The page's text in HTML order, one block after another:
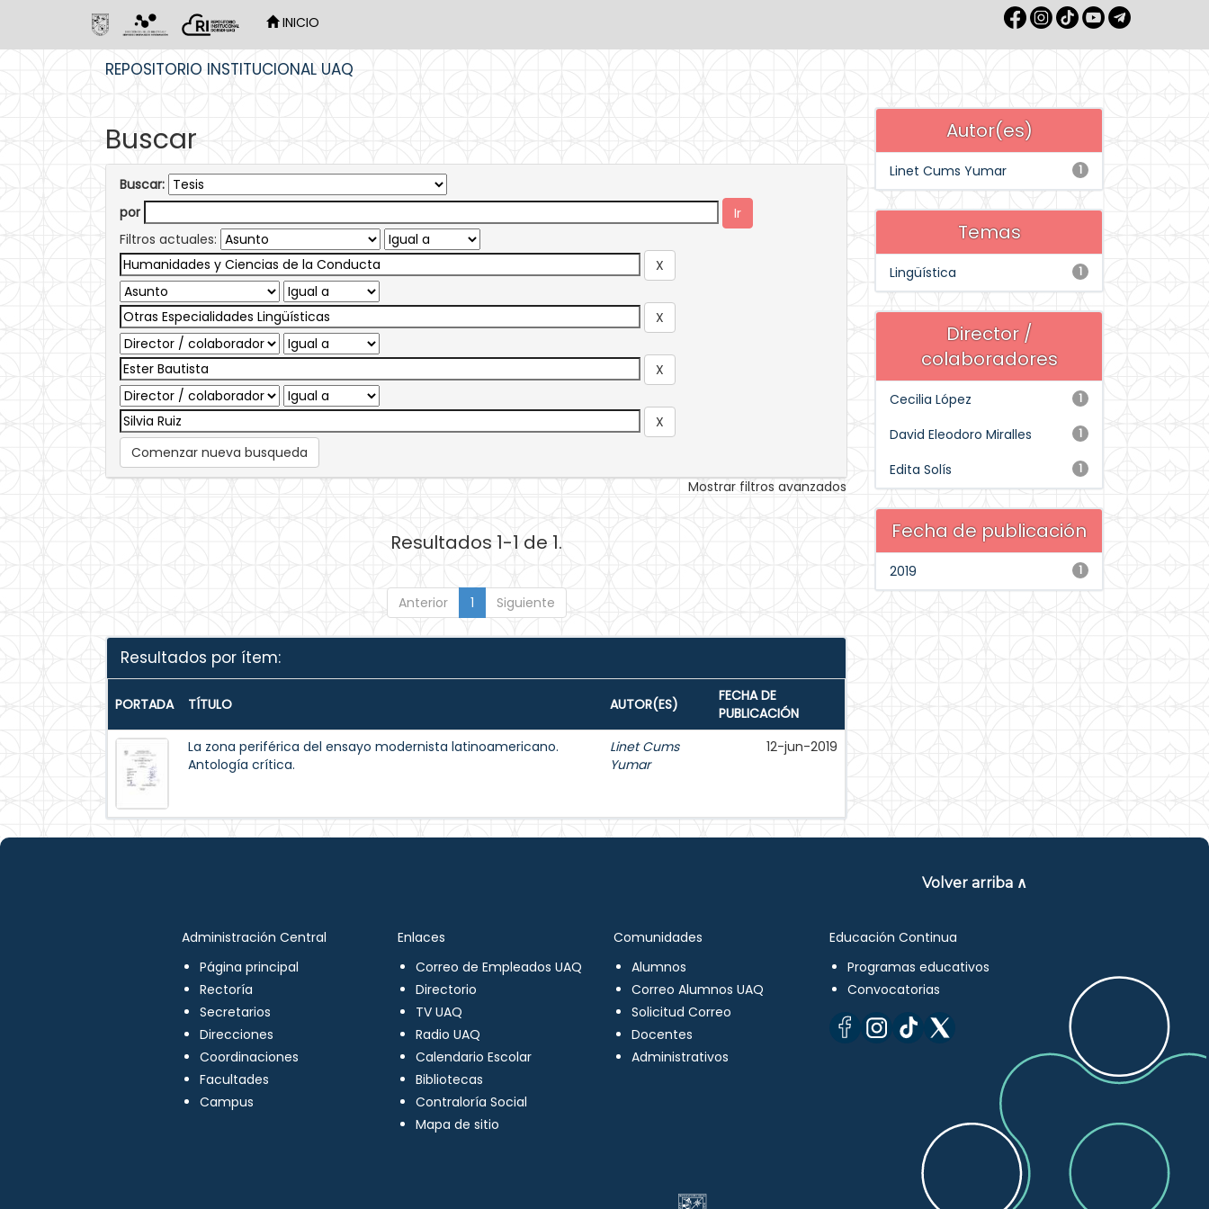
INICIO
REPOSITORIO INSTITUCIONAL UAQ
Buscar
Buscar:
por
Filtros actuales:
Comenzar nueva busqueda
Mostrar filtros avanzados
Resultados 1-1 de 1.
Anterior 1 Siguiente
Resultados por ítem:
PORTADA TÍTULO AUTOR(ES)
FECHA DE
PUBLICACIÓN
La zona periférica del ensayo modernista latinoamericano.
Antología crítica.
Linet Cums
Yumar
12-jun-2019
Autor(es)
1
Linet Cums Yumar
Temas
1
Lingüística
Director /
colaboradores
1
Cecilia López
1
David Eleodoro Miralles
1
Edita Solís
Fecha de publicación
1
2019
Volver arriba ∧
Administración Central
Página principal
Rectoría
Secretarios
Direcciones
Coordinaciones
Facultades
Campus
Enlaces
Correo de Empleados UAQ
Directorio
TV UAQ
Radio UAQ
Calendario Escolar
Bibliotecas
Contraloría Social
Mapa de sitio
Comunidades
Alumnos
Correo Alumnos UAQ
Solicitud Correo
Docentes
Administrativos
Educación Continua
Programas educativos
Convocatorias